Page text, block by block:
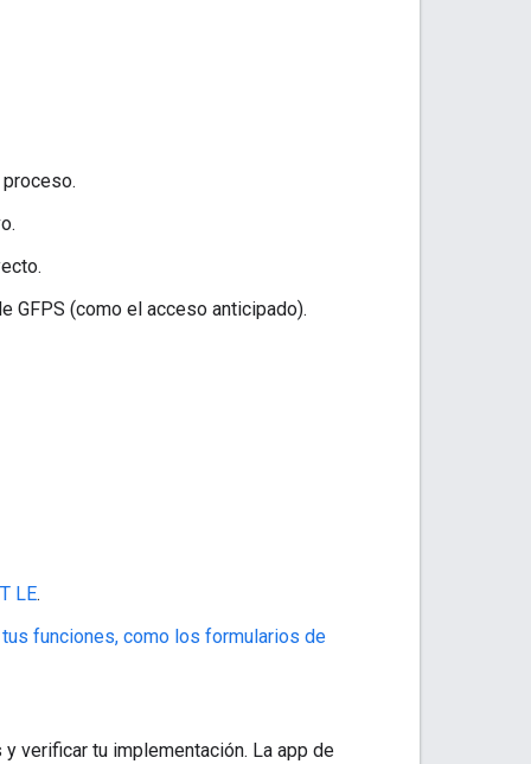
GFPS (como el acceso anticipado).
LE.
funciones, como los formularios de
verificar tu implementación. La app de